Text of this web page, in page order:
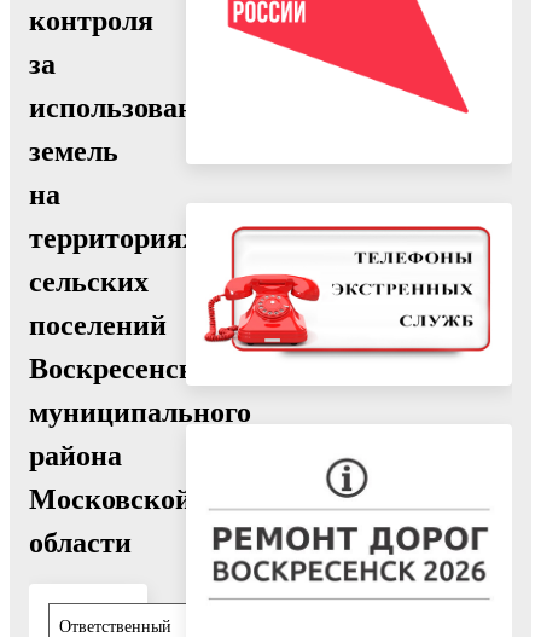
контроля
за
использованием
земель
на
территориях
сельских
поселений
Воскресенского
муниципального
района
Московской
области
Ответственный